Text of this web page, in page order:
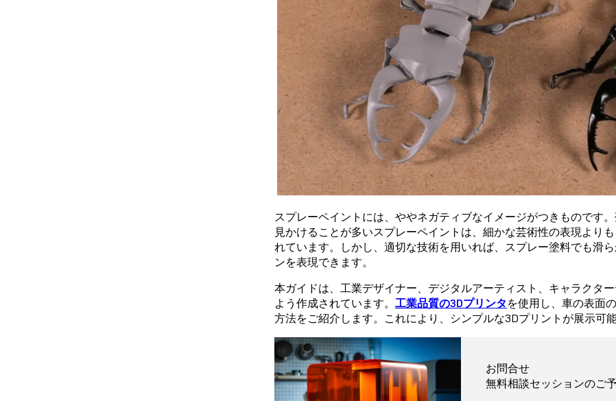
スプレーペイントには、ややネガティブなイメージがつきものです
見かけることが多いスプレーペイントは、細かな芸術性の表現より
れています。しかし、適切な技術を用いれば、スプレー塗料でも滑
ンを表現できます。
本ガイドは、工業デザイナー、デジタルアーティスト、キャラクタ
よう作成されています。 工業品質の3Dプリンタ を使用し、車の表面
方法をご紹介します。これにより、シンプルな3Dプリントが展示可
お問合せ
無料相談セッションのご